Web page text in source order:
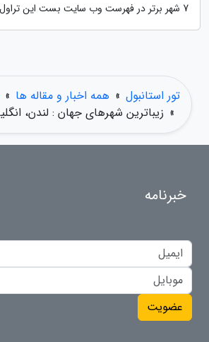
7 شهر برتر در فهرست وب سایت بست این تراول را بشناسید.
تور استانبول » همه اخبار و مقاله ها »
» زیباترین شهرهای جهان : لندن،
خبرنامه
عضویت